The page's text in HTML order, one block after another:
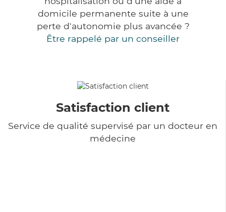
domicile permanente suite à une
perte d'autonomie plus avancée ?
Être rappelé par un conseiller
Satisfaction client
Service de qualité supervisé par un docteur en
médecine